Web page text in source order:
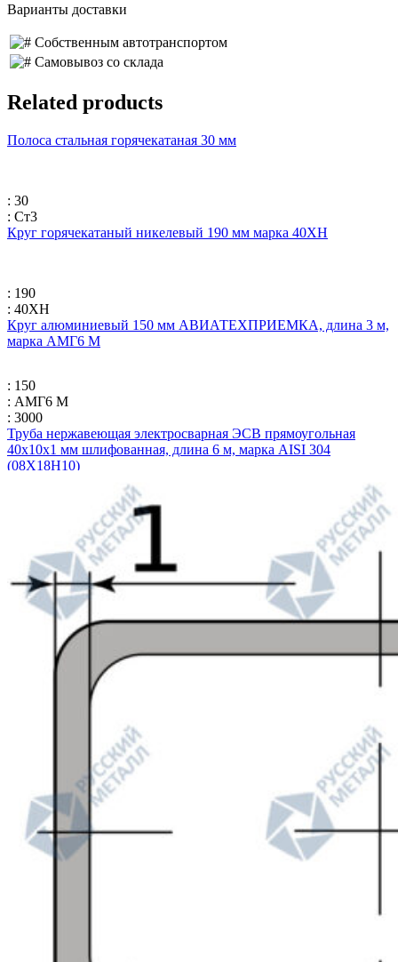
Варианты доставки
Собственным автотранспортом
Самовывоз со склада
Related products
Полоса стальная горячекатаная 30 мм
: 30
: Ст3
Круг горячекатаный никелевый 190 мм марка 40ХН
: 190
: 40ХН
Круг алюминиевый 150 мм АВИАТЕХПРИЕМКА, длина 3 м,
марка АМГ6 М
: 150
: АМГ6 М
: 3000
Труба нержавеющая электросварная ЭСВ прямоугольная
40х10х1 мм шлифованная, длина 6 м, марка AISI 304
(08Х18Н10)